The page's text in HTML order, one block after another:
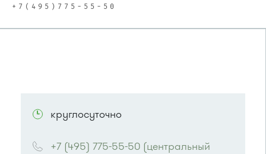
+7(495)775-55-50
круглосуточно
+7 (495) 775-55-50 (центральный